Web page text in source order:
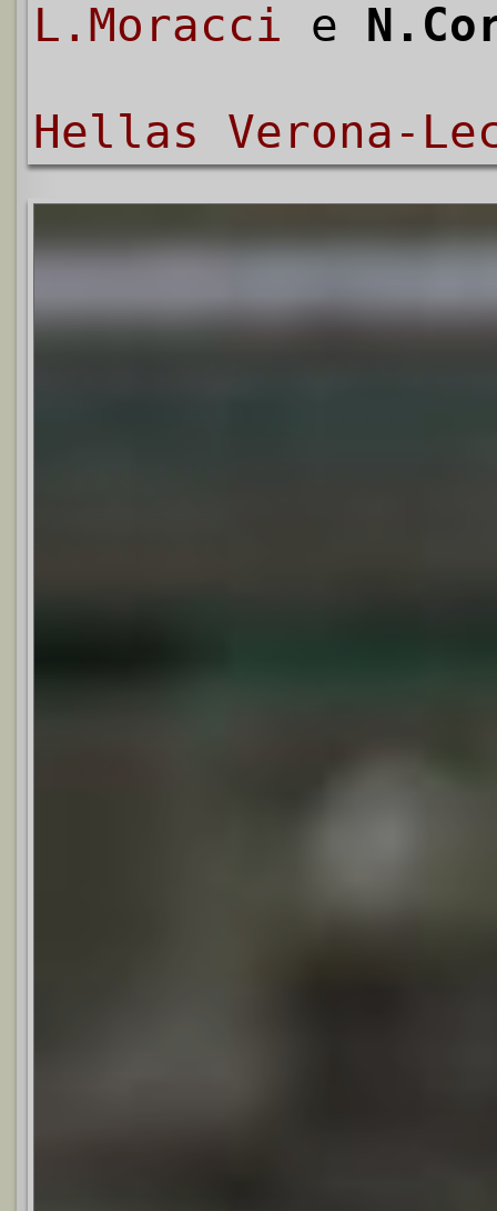
L.Moracci e
Hellas Verona-